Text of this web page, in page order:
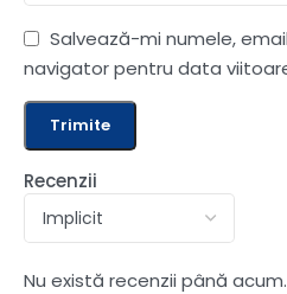
Recenzii
Nu există recenzii până acum.
Salvează-mi numele,
navigator pentru data